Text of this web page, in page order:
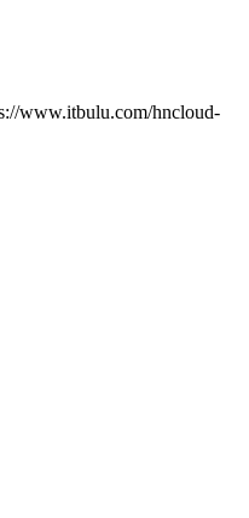
www.itbulu.com/hncloud-